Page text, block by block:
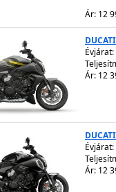
Ár: 12
Évjárat:
Ár: 12
Évjárat:
Ár: 12